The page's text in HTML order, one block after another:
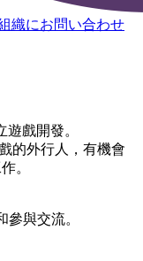
織にお問い合わせ
遊戲開發。
的外行人，有機會
。
與交流。